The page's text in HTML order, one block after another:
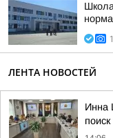
ЛЕНТА НОВОСТЕЙ
Инна